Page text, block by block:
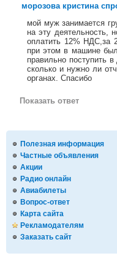
Полезная информация
Частные объявления
Акции
Радио онлайн
Авиабилеты
Вопрос-ответ
Карта сайта
Рекламодателям
Заказать сайт
морозова кристина
мой муж занимается
на эту деятельность,
оплатить 12% НДС,за
при этом в машине
правильно поступить
сколько и нужно ли
органах. Спасибо
Показать ответ